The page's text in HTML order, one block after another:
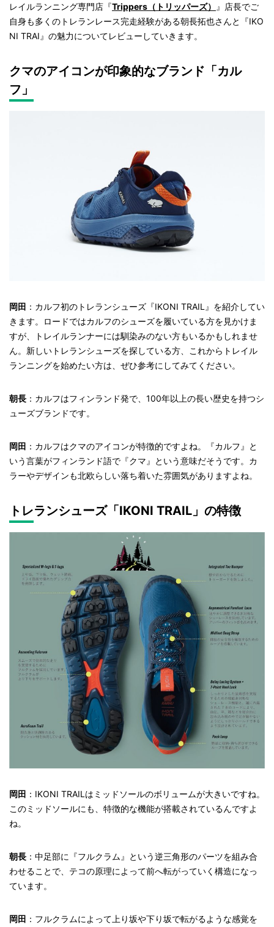
レイルランニング専門店『Trippers （トリッパーズ）
』店長でご
自身も多くのトレランレース完走経験がある朝長拓也さんと『IKO
NI TRAI』の魅力についてレビューしていきます。
クマのアイコンが印象的なブランド「カル
フ」
岡田 ：カルフ初のトレランシューズ『IKONI TRAIL』を紹介してい
きます。ロードではカルフのシューズを履いている方を見かけま
すが、トレイルランナーには馴染みのない方もいるかもしれませ
ん。新しいトレランシューズを探している方、これからトレイル
ランニングを始めたい方は、ぜひ参考にしてみてください。
朝長 ：カルフはフィンランド発で、100年以上の長い歴史を持つシ
ューズブランドです。
岡田 ：カルフはクマのアイコンが特徴的ですよね。『カルフ』と
いう言葉がフィンランド語で『クマ』という意味だそうです。カ
ラーやデザインも北欧らしい落ち着いた雰囲気がありますよね。
トレランシューズ「IKONI TRAIL」 の特徴
岡田 ： IKONI TRAILはミッドソールのボリュームが大きいですね。
このミッドソールにも、特徴的な機能が搭載されているんですよ
ね。
朝長 ：中足部に『フルクラム』という逆三角形のパーツを組み合
わせることで、テコの原理によって前へ転がっていく構造になっ
ています。
岡田 ：フルクラムによって上り坂や下り坂で転がるような感覚を